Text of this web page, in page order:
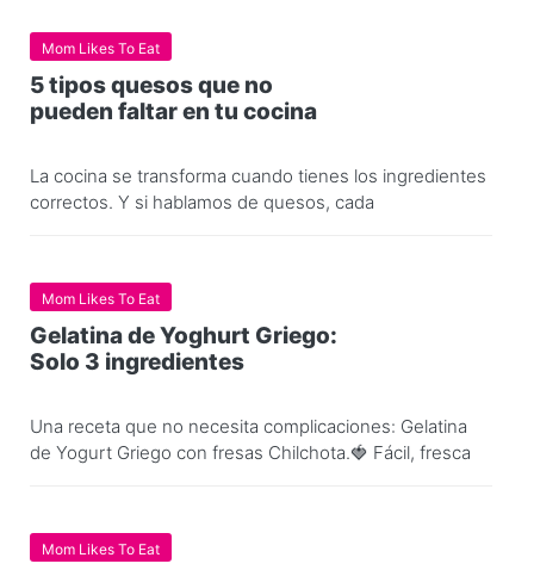
Mom Likes To Eat
5 tipos quesos que no
pueden faltar en tu cocina
La cocina se transforma cuando tienes los ingredientes
correctos. Y si hablamos de quesos, cada
Mom Likes To Eat
Gelatina de Yoghurt Griego:
Solo 3 ingredientes
Una receta que no necesita complicaciones: Gelatina
de Yogurt Griego con fresas Chilchota.🍓 Fácil, fresca
Mom Likes To Eat